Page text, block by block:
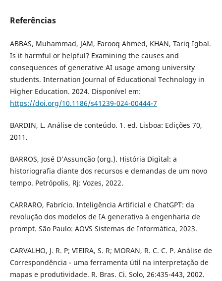
Referências
ABBAS, Muhammad, JAM, Farooq Ahmed, KHAN, Tariq Igbal.
Is it harmful or helpful? Examining the causes and
consequences of generative AI usage among university
students. Internation Journal of Educational Technology in
Higher Education. 2024. Disponível em:
https://doi.org/10.1186/s41239-024-00444-7
BARDIN, L. Análise de conteúdo. 1. ed. Lisboa: Edições 70,
2011.
BARROS, José D’Assunção (org.). História Digital: a
historiografia diante dos recursos e demandas de um novo
tempo. Petrópolis, Rj: Vozes, 2022.
CARRARO, Fabrício. Inteligência Artificial e ChatGPT: da
revolução dos modelos de IA generativa à engenharia de
prompt. São Paulo: AOVS Sistemas de Informática, 2023.
CARVALHO, J. R. P; VIEIRA, S. R; MORAN, R. C. C. P. Análise de
Correspondência - uma ferramenta útil na interpretação de
mapas e produtividade. R. Bras. Ci. Solo, 26:435-443, 2002.